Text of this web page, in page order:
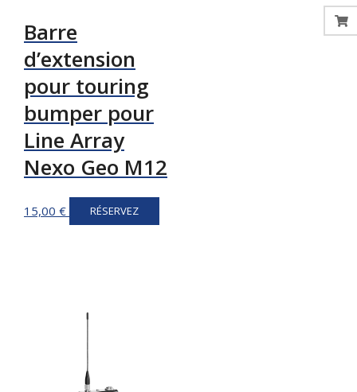
Barre
d’extension
pour touring
bumper pour
Line Array
Nexo Geo M12
15,00 € RÉSERVEZ